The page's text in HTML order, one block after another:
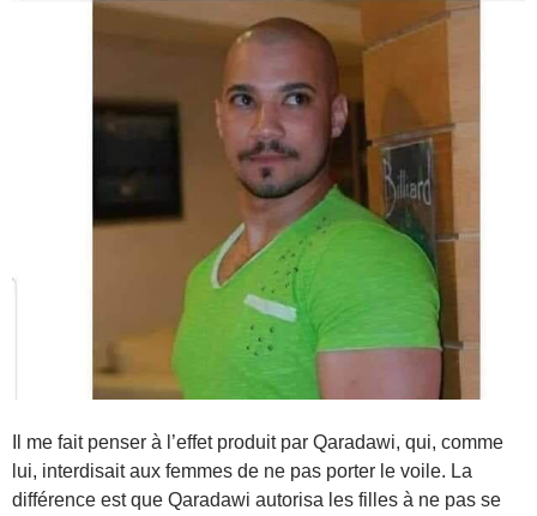
Il me fait penser à l’effet produit par Qaradawi, qui, comme
lui, interdisait aux femmes de ne pas porter le voile. La
différence est que Qaradawi autorisa les filles à ne pas se